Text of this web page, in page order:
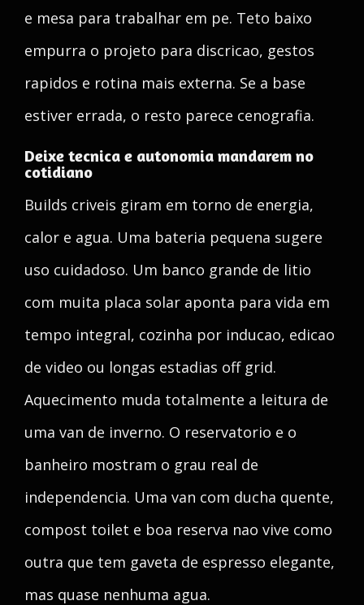
e mesa para trabalhar em pe. Teto baixo
empurra o projeto para discricao, gestos
rapidos e rotina mais externa. Se a base
estiver errada, o resto parece cenografia.
Deixe tecnica e autonomia mandarem no
cotidiano
Builds criveis giram em torno de energia,
calor e agua. Uma bateria pequena sugere
uso cuidadoso. Um banco grande de litio
com muita placa solar aponta para vida em
tempo integral, cozinha por inducao, edicao
de video ou longas estadias off grid.
Aquecimento muda totalmente a leitura de
uma van de inverno. O reservatorio e o
banheiro mostram o grau real de
independencia. Uma van com ducha quente,
compost toilet e boa reserva nao vive como
outra que tem gaveta de espresso elegante,
mas quase nenhuma agua.